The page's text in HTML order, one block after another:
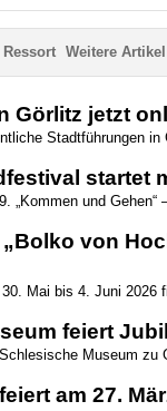
Weitere Artikel
Görlitz jetzt
Stadtführungen in
startet
„Kommen und Gehen“
von
Mai bis 4. Juni 2026
feiert
Museum zu
am 27.